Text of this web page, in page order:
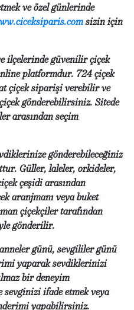
ve özel günlerinde
sizin için
ilçelerinde güvenilir çiçek
platformdur. 724 çiçek
çiçek siparişi verebilir ve
gönderebilirsiniz. Sitede
arasından seçim
gönderebileceğiniz
Güller, laleler, orkideler,
çeşidi arasından
aranjmanı veya buket
çiçekçiler tarafından
gönderilir.
günü, sevgililer günü
yaparak sevdiklerinizi
bir deneyim
sevginizi ifade etmek veya
yapabilirsiniz.